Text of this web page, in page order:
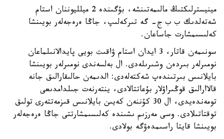
مينيسترلىكتىڭ مالىمەتىنشە، بۇگىندە 2 ميلليوننان استام
شەتەلدىك ب ب ج- گە تىركەلىپ، جاڭا ەرەجەلەر بويىنشا
كەلىسىمشارت جاساعان.
سونىمەن قاتار، 3 ايدان استام ۋاقىت بويى پايدالانىلماعان
نومىرلەر بىردەن وشىرىلەدى. ال بەلسەندى نومىرلەر بويىنشا
بايلانىس بىرتىندەپ شەكتەلەدى: الدىمەن حالىقارالىق جانە
قالاارالىق قوڭىراۋلار بۇعاتتالادى، ينتەرنەت جىلدامدىعى
تومەندەيدى، ال 30 كۇننەن كەيىن بايلانىس قىزمەتتەرى تولىق
توقتاتىلادى. وسى مەرزىم ىشىندە كەلىسىمشارتتى جاڭا ەرەجەلەر
بويىنشا قايتا راسىمدەۋگە بولادى.